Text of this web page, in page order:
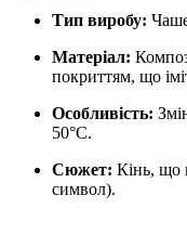
Тип виробу:
Матеріал:
покриттям, що
Особливість:
50°C.
Сюжет: Кінь, що
символ).